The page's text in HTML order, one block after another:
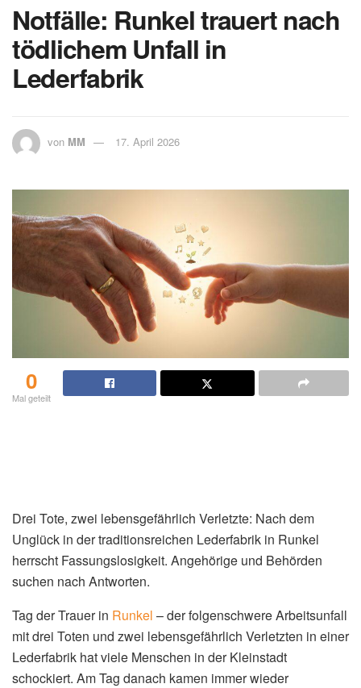
Notfälle: Runkel trauert nach
tödlichem Unfall in
Lederfabrik
von MM 17. April 2026
0
Mal geteilt
Drei Tote, zwei lebensgefährlich Verletzte: Nach dem
Unglück in der traditionsreichen Lederfabrik in Runkel
herrscht Fassungslosigkeit. Angehörige und Behörden
suchen nach Antworten.
Tag der Trauer in Runkel – der folgenschwere Arbeitsunfall
mit drei Toten und zwei lebensgefährlich Verletzten in einer
Lederfabrik hat viele Menschen in der Kleinstadt
schockiert. Am Tag danach kamen immer wieder